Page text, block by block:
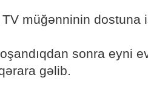
TV müğənninin dostuna
sonra eyni
gəlib.